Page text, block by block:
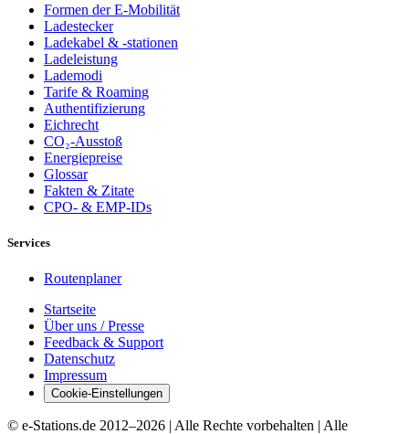
Formen der E-Mobilität
Ladestecker
Ladekabel & -stationen
Ladeleistung
Lademodi
Tarife & Roaming
Authentifizierung
Eichrecht
CO₂-Ausstoß
Energiepreise
Glossar
Fakten & Zitate
CPO- & EMP-IDs
Services
Routenplaner
Startseite
Über uns / Presse
Feedback & Support
Datenschutz
Impressum
Cookie-Einstellungen
© e-Stations.de 2012–2026 | Alle Rechte vorbehalten | Alle